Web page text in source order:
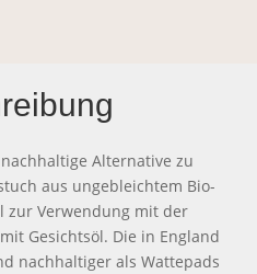
nachhaltige Alternative zu
aus ungebleichtem Bio-
zur Verwendung mit der
Gesichtsöl. Die in England
nachhaltiger als Wattepads